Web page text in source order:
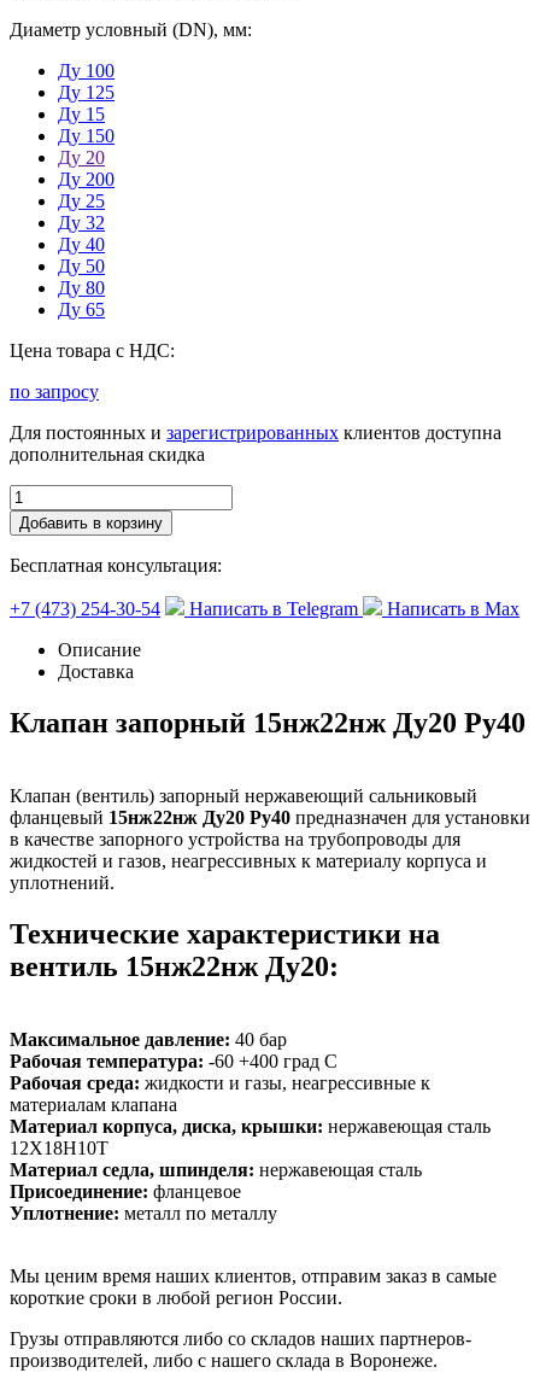
Диаметр условный (DN), мм:
Ду 100
Ду 125
Ду 15
Ду 150
Ду 20
Ду 200
Ду 25
Ду 32
Ду 40
Ду 50
Ду 80
Ду 65
Цена товара с НДС:
по запросу
Для постоянных и зарегистрированных клиентов доступна
дополнительная скидка
Добавить в корзину
Бесплатная консультация:
+7 (473) 254-30-54 Написать в Telegram
Написать в Max
Описание
Доставка
Клапан запорный 15нж22нж Ду20 Ру40
Клапан (вентиль) запорный нержавеющий сальниковый
фланцевый 15нж22нж Ду20 Ру40 предназначен для установки
в качестве запорного устройства на трубопроводы для
жидкостей и газов, неагрессивных к материалу корпуса и
уплотнений.
Технические характеристики на
вентиль 15нж22нж Ду20:
Максимальное давление: 40 бар
Рабочая температура: -60 +400 град С
Рабочая среда: жидкости и газы, неагрессивные к
материалам клапана
Материал корпуса, диска, крышки: нержавеющая сталь
12Х18Н10Т
Материал седла, шпинделя: нержавеющая сталь
Присоединение: фланцевое
Уплотнение: металл по металлу
Мы ценим время наших клиентов, отправим заказ в самые
короткие сроки в любой регион России.
Грузы отправляются либо со складов наших партнеров-
производителей, либо с нашего склада в Воронеже.